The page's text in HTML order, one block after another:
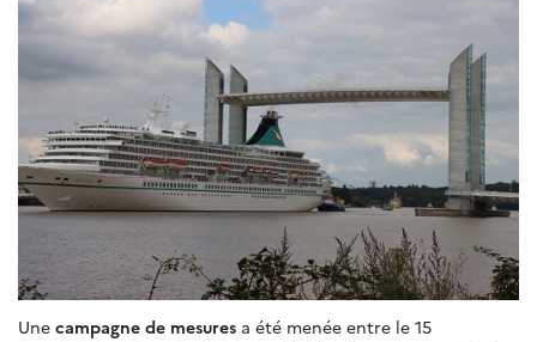
Une campagne de mesures a été menée entre le 15